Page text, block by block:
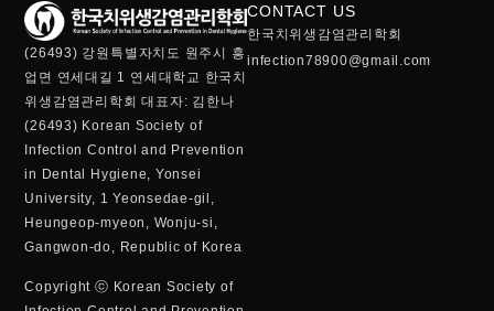
(26493) 강원특별자치도 원주시 흥
업면 연세대길 1 연세대학교 한국치
위생감염관리학회 대표자: 김한나
(26493) Korean Society of
Infection Control and Prevention
in Dental Hygiene, Yonsei
University, 1 Yeonsedae-gil,
Heungeop-myeon, Wonju-si,
Gangwon-do, Republic of Korea
Copyright ⓒ Korean Society of
CONTACT US
한국치위생감염관리학회
infection78900@gmail.com